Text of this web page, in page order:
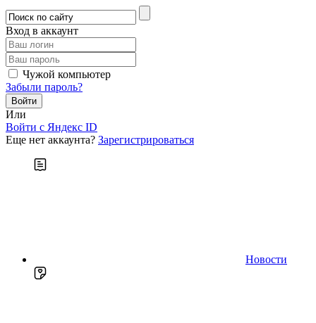
Вход в аккаунт
Чужой компьютер
Забыли пароль?
Или
Войти c Яндекс ID
Еще нет аккаунта? Зарегистрироваться
Новости